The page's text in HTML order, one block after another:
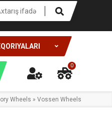
0
Wheels » Vossen Wheels